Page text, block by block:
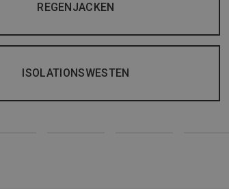
REGENJACKEN
ISOLATIONSWESTEN